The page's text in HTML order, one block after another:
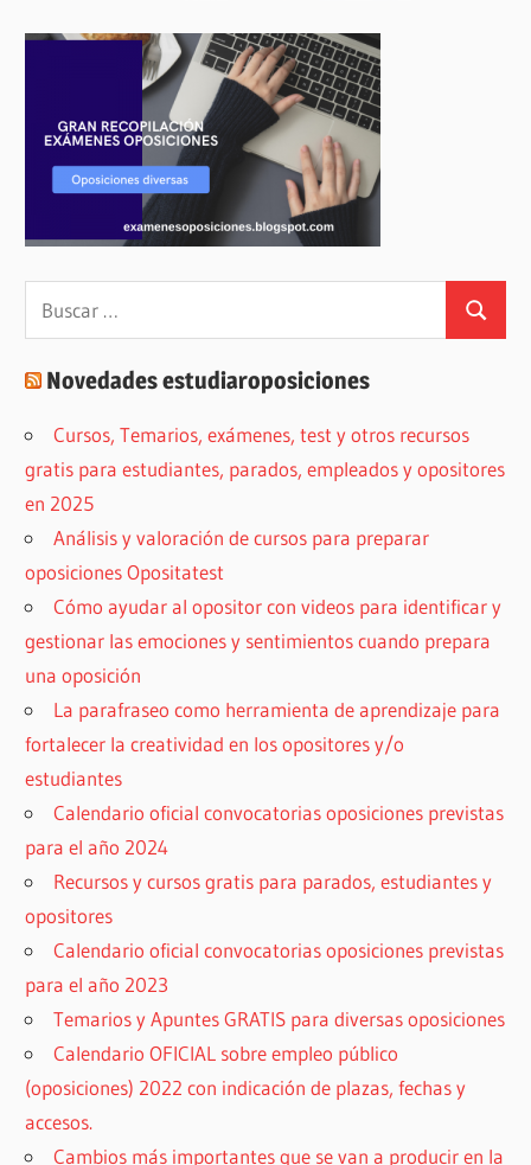
Buscar:
Buscar
Novedades estudiaroposiciones
Cursos, Temarios, exámenes, test y otros recursos
gratis para estudiantes, parados, empleados y opositores
en 2025
Análisis y valoración de cursos para preparar
oposiciones Opositatest
Cómo ayudar al opositor con videos para identificar y
gestionar las emociones y sentimientos cuando prepara
una oposición
La parafraseo como herramienta de aprendizaje para
fortalecer la creatividad en los opositores y/o
estudiantes
Calendario oficial convocatorias oposiciones previstas
para el año 2024
Recursos y cursos gratis para parados, estudiantes y
opositores
Calendario oficial convocatorias oposiciones previstas
para el año 2023
Temarios y Apuntes GRATIS para diversas oposiciones
Calendario OFICIAL sobre empleo público
(oposiciones) 2022 con indicación de plazas, fechas y
accesos.
Cambios más importantes que se van a producir en la